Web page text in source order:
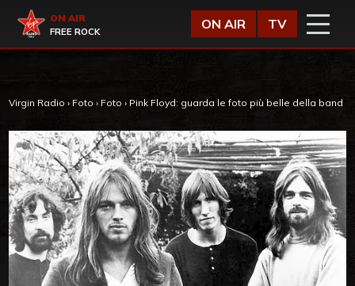
Virgin Radio
ON AIR
FREE ROCK
ON AIR TV
Virgin Radio › Foto › Foto › Pink Floyd: guarda le foto più belle della band